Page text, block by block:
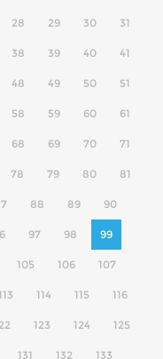
28 29 30 31
38 39 40 41
48 49 50 51
58 59 60 61
68 69 70 71
78 79 80 81
88 89 90
97 98 99
105 106 107
114 115 116
123 124 125
131 132 133